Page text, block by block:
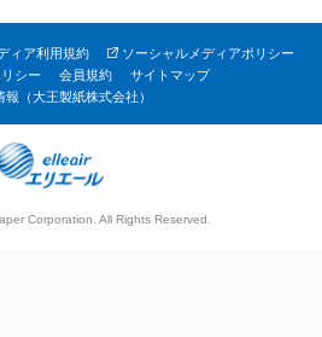
ィア利用規約
ソーシャルメディアポリシー
シー
会員規約
サイトマップ
報（大王製紙株式会社）
Corporation. All Rights Reserved.